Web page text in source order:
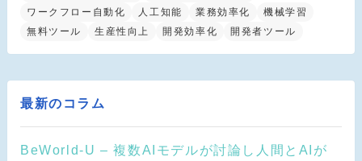
ワークフロー自動化
人工知能 業務効率化
機械学習
無料ツール
生産性向上 開発効率化 開発者ツール
最新のコラム
BeWorld-U – 複数AIモデルが討論し人間とAIが